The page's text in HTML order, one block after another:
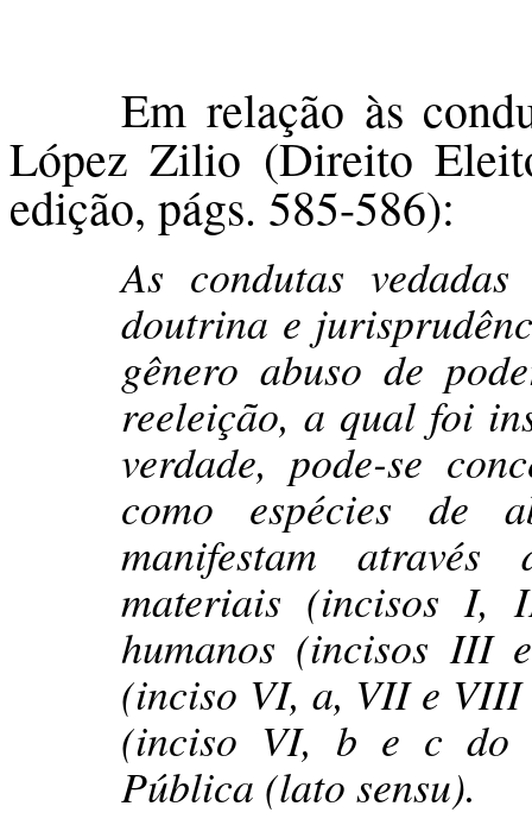
Em relação às
López Zilio (Direito
edição, págs. 585-586):
As condutas
doutrina e
gênero abuso de
reeleição, a qual foi
verdade, pode-se
como espécies de
manifestam através
materiais (incisos
humanos (incisos III
(inciso VI, a, VII e VIII
(inciso VI, b e c do
Pública (lato sensu).